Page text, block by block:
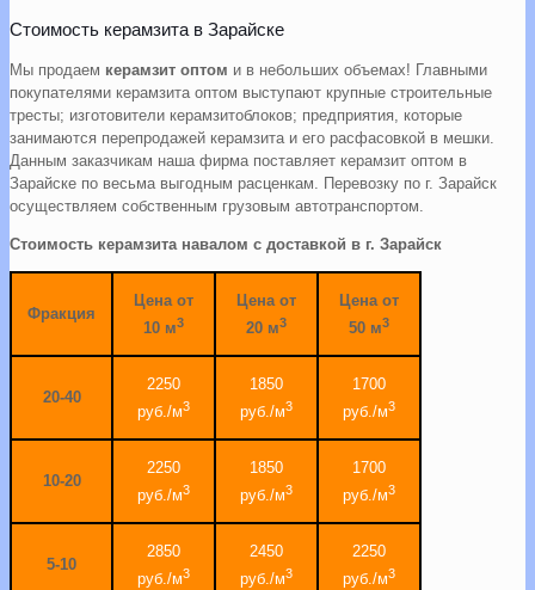
Стоимость керамзита в Зарайске
Мы продаем керамзит оптом и в небольших объемах! Главными
покупателями керамзита оптом выступают крупные строительные
тресты; изготовители керамзитоблоков; предприятия, которые
занимаются перепродажей керамзита и его расфасовкой в мешки.
Данным заказчикам наша фирма поставляет керамзит оптом в
Зарайске по весьма выгодным расценкам. Перевозку по г. Зарайск
осуществляем собственным грузовым автотранспортом.
Стоимость керамзита навалом с доставкой в г. Зарайск
Фракция
Цена от
10 м3
Цена от
20 м3
Цена от
50 м3
20-40
2250
руб./м3
1850
руб./м3
1700
руб./м3
10-20
2250
руб./м3
1850
руб./м3
1700
руб./м3
5-10
2850
руб./м3
2450
руб./м3
2250
руб./м3